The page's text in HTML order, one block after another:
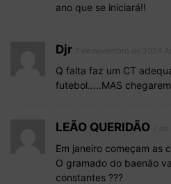
ano que se iniciará!!
Djr
Q falta faz um CT
futebol…..MAS
LEÃO QUERIDÃO
Em janeiro começam as
O gramado do baenão
constantes ???